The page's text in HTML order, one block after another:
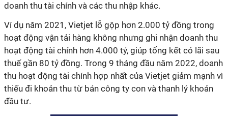
doanh thu tài chính và các thu nhập khác.
Ví dụ năm 2021, Vietjet lỗ gộp hơn 2.000 tỷ đồng trong
hoạt động vận tải hàng không nhưng ghi nhận doanh thu
hoạt động tài chính hơn 4.000 tỷ, giúp tổng kết có lãi sau
thuế gần 80 tỷ đồng. Trong 9 tháng đầu năm 2022, doanh
thu hoạt động tài chính hợp nhất của Vietjet giảm mạnh vì
thiếu đi khoản thu từ bán công ty con và thanh lý khoản
đầu tư.